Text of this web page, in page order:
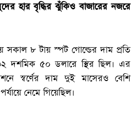
হার বৃদ্ধির ঝুঁকিও বাজারের নজরে
সকাল ৮ টায় স্পট গোল্ডের দাম প্রতি
দশমিক ৫০ ডলারে স্থির ছিল। এর
স্বর্ণের দাম দুই মাসেরও বেশি
নেমে গিয়েছিল।